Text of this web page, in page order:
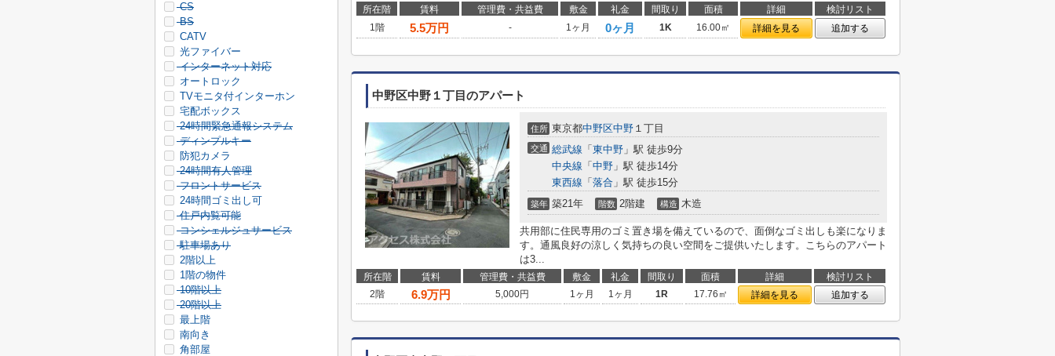
所在階 賃料 管理費・共益費 敷金 礼金 間取り 面積 詳細
検討リスト
1階
5.5万円 - 1ヶ月 0ヶ月 1K 16.00㎡ 詳細を見る 追加する
中野区中野１丁目のアパート
住所 東京都中野区中野 １丁目
交通 総武線 「 東中野 」駅 徒歩9分
中央線 「 中野 」駅 徒歩14分
東西線 「 落合 」駅 徒歩15分
築年 築21年 階数 2階建 構造 木造
共用部に住民専用のゴミ置き場を備えているので、面倒なゴミ出しも楽になりま
す。通風良好の涼しく気持ちの良い空間をご提供いたします。こちらのアパート
は3...
所在階 賃料 管理費・共益費 敷金 礼金 間取り 面積 詳細
検討リスト
2階
6.9万円 5,000円 1ヶ月 1ヶ月 1R 17.76㎡ 詳細を見る 追加する
CS
BS
CATV
光ファイバー
インターネット対応
オートロック
TVモニタ付インターホン
宅配ボックス
24時間緊急通報システム
ディンプルキー
防犯カメラ
24時間有人管理
フロントサービス
24時間ゴミ出し可
住戸内覧可能
コンシェルジュサービス
駐車場あり
2階以上
1階の物件
10階以上
20階以上
最上階
南向き
角部屋